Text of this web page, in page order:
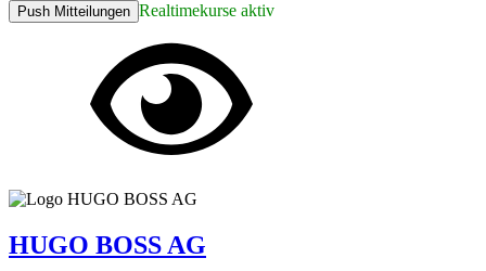
Push Mitteilungen Realtimekurse aktiv
HUGO BOSS AG